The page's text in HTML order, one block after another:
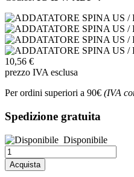
10,56 €
prezzo IVA esclusa
Per ordini superiori a 90€ (IVA
Spedizione gratuita
Disponibile
Acquista